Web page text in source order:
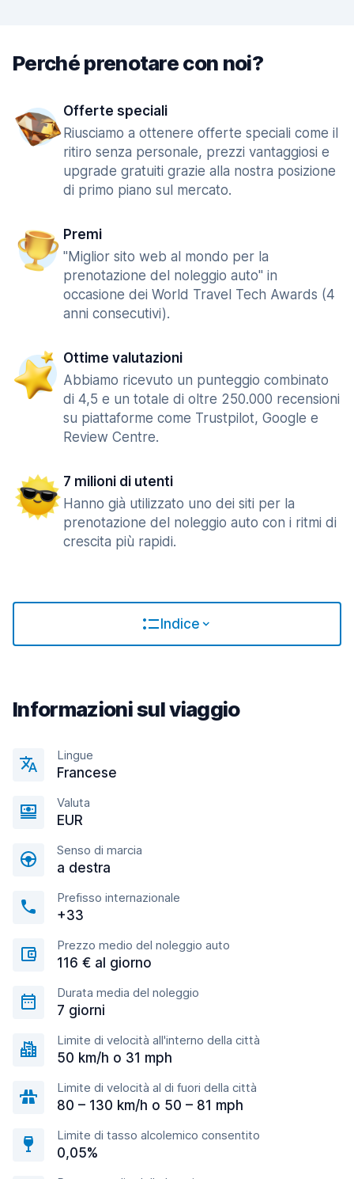
Perché prenotare con noi?
Offerte speciali
Riusciamo a ottenere offerte speciali come il
ritiro senza personale, prezzi vantaggiosi e
upgrade gratuiti grazie alla nostra posizione
di primo piano sul mercato.
Premi
"Miglior sito web al mondo per la
prenotazione del noleggio auto" in
occasione dei World Travel Tech Awards (4
anni consecutivi).
Ottime valutazioni
Abbiamo ricevuto un punteggio combinato
di 4,5 e un totale di oltre 250.000 recensioni
su piattaforme come Trustpilot, Google e
Review Centre.
7 milioni di utenti
Hanno già utilizzato uno dei siti per la
prenotazione del noleggio auto con i ritmi di
crescita più rapidi.
Indice
Informazioni sul viaggio
Lingue
Francese
Valuta
EUR
Senso di marcia
a destra
Prefisso internazionale
+33
Prezzo medio del noleggio auto
116 € al giorno
Durata media del noleggio
7 giorni
Limite di velocità all'interno della città
50 km/h o 31 mph
Limite di velocità al di fuori della città
80 – 130 km/h o 50 – 81 mph
Limite di tasso alcolemico consentito
0,05%